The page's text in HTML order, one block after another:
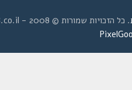
. כל הזכויות שמורות © 2008 - phpBB.co.il.